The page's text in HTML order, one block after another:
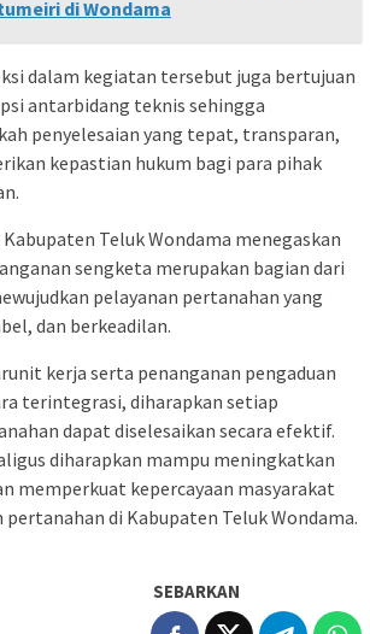
di Wondama
dalam kegiatan tersebut juga bertujuan
antarbidang teknis sehingga
penyelesaian yang tepat, transparan,
kepastian hukum bagi para pihak
Teluk Wondama menegaskan
sengketa merupakan bagian dari
pelayanan pertanahan yang
dan berkeadilan.
kerja serta penanganan pengaduan
terintegrasi, diharapkan setiap
dapat diselesaikan secara efektif.
diharapkan mampu meningkatkan
memperkuat kepercayaan masyarakat
di Kabupaten Teluk Wondama.
SEBARKAN